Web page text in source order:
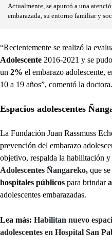
Actualmente, se apuntó a una
embarazada, su entorno familiar y
“Recientemente se realizó la
Adolescente 2016-2021 y se
un 2% el embarazo adolescente,
10 a 19 años”, comentó la doctora.
Espacios adolescentes
La Fundación Juan Rassmuss
prevención del embarazo
objetivo, respalda la habilitación
Adolescentes Ñangareko, que
hospitales públicos para brindar
adolescentes embarazadas.
Lea más: Habilitan nuevo
adolescentes en Hospital San